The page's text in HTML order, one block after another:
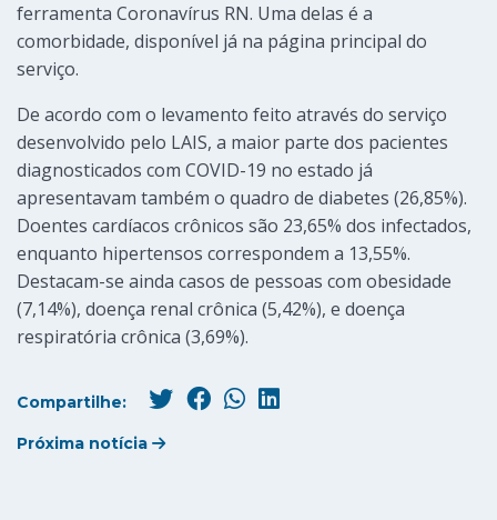
ferramenta Coronavírus RN. Uma delas é a
comorbidade, disponível já na página principal do
serviço.
De acordo com o levamento feito através do serviço
desenvolvido pelo LAIS, a maior parte dos pacientes
diagnosticados com COVID-19 no estado já
apresentavam também o quadro de diabetes (26,85%).
Doentes cardíacos crônicos são 23,65% dos infectados,
enquanto hipertensos correspondem a 13,55%.
Destacam-se ainda casos de pessoas com obesidade
(7,14%), doença renal crônica (5,42%), e doença
respiratória crônica (3,69%).
Compartilhe:
Próxima notícia